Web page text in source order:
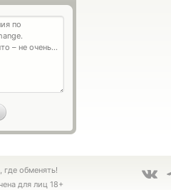
обменять!
для лиц 18+